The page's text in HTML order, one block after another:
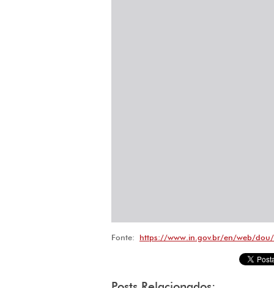
Fonte: https://www.in.gov.br/en/web/